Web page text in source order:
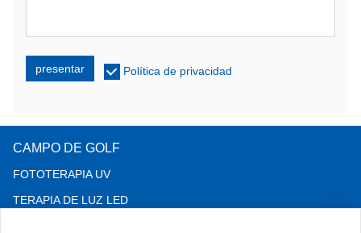
presentar Política de privacidad
CAMPO DE GOLF
FOTOTERAPIA UV
TERAPIA DE LUZ LED